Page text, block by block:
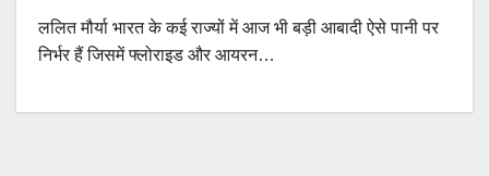
ललित मौर्या भारत के कई राज्यों में आज भी बड़ी आबादी ऐसे पानी पर
निर्भर हैं जिसमें फ्लोराइड और आयरन…